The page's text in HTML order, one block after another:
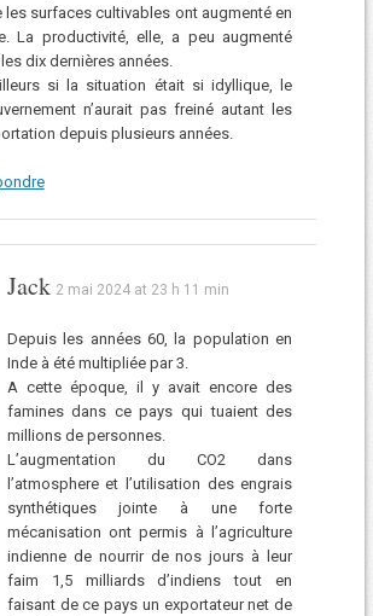
les surfaces cultivables ont augmenté en
La productivité, elle, a peu augmenté
dix dernières années.
si la situation était si idyllique, le
n’aurait pas freiné autant les
depuis plusieurs années.
Jack 2 mai 2024 at 23 h 11 min
Depuis les années 60, la population en
Inde à été multipliée par 3.
A cette époque, il y avait encore des
famines dans ce pays qui tuaient des
millions de personnes.
L’augmentation du CO2 dans
l’atmosphere et l’utilisation des engrais
synthétiques jointe à une forte
mécanisation ont permis à l’agriculture
indienne de nourrir de nos jours à leur
faim 1,5 milliards d’indiens tout en
faisant de ce pays un exportateur net de